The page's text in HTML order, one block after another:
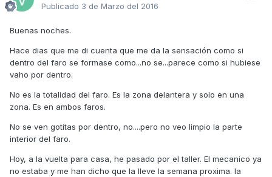
Publicado 3 de Marzo del 2016
Buenas noches.
Hace dias que me di cuenta que me da la sensación como si
dentro del faro se formase como...no se...parece como si hubiese
vaho por dentro.
No es la totalidad del faro. Es la zona delantera y solo en una
zona. Es en ambos faros.
No se ven gotitas por dentro, no....pero no veo limpio la parte
interior del faro.
Hoy, a la vuelta para casa, he pasado por el taller. El mecanico ya
no estaba y me han dicho que la lleve la semana proxima. la